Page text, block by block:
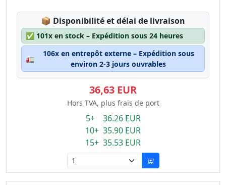
📦 Lagerstatus:
Disponibilité et délai de livraison
✅ 101x en stock – Expédition sous 24 heures
🚛
106x en entrepôt externe – Expédition sous
environ 2-3 jours ouvrables
36,63 EUR
Hors TVA, plus frais de port
5+ 36.26 EUR
10+ 35.90 EUR
15+ 35.53 EUR